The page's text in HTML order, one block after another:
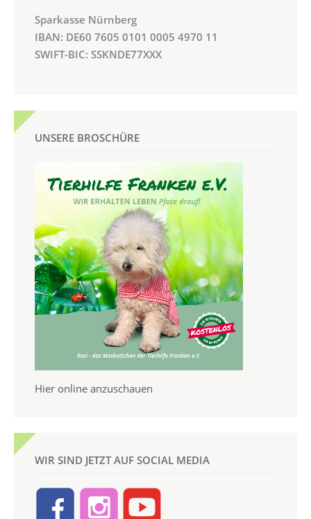
Sparkasse Nürnberg
IBAN: DE60 7605 0101 0005 4970 11
SWIFT-BIC: SSKNDE77XXX
UNSERE BROSCHÜRE
Hier online anzuschauen
WIR SIND JETZT AUF SOCIAL MEDIA